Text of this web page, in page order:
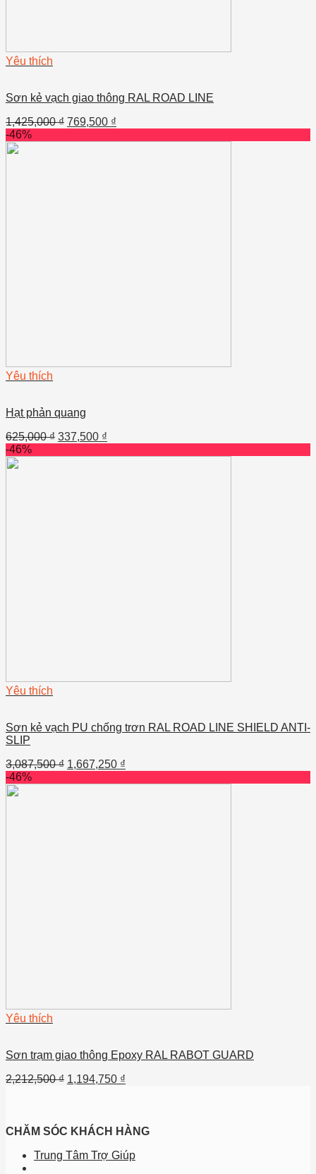
Yêu thích
Sơn kẻ vạch giao thông RAL ROAD LINE
1,425,000₫ 769,500 ₫
-46%
Yêu thích
Hạt phản quang
625,000₫ 337,500 ₫
-46%
Yêu thích
Sơn kẻ vạch PU chống trơn RAL ROAD LINE SHIELD ANTI-
SLIP
3,087,500₫ 1,667,250 ₫
-46%
Yêu thích
Sơn trạm giao thông Epoxy RAL RABOT GUARD
2,212,500₫ 1,194,750 ₫
CHĂM SÓC KHÁCH HÀNG
Trung Tâm Trợ Giúp